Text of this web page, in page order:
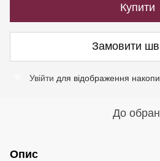
Купити
Замовити
Увійти для відображення
До
Опис